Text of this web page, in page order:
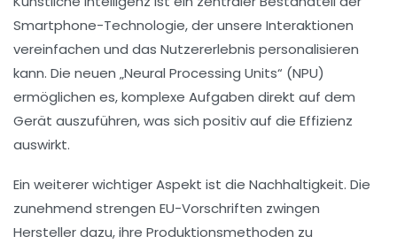
Smartphone-Technologie, der unsere Interaktionen
vereinfachen und das Nutzererlebnis personalisieren
kann. Die neuen „Neural Processing Units“ (NPU)
ermöglichen es, komplexe Aufgaben direkt auf dem
Gerät auszuführen, was sich positiv auf die Effizienz
auswirkt.
Ein weiterer wichtiger Aspekt ist die Nachhaltigkeit. Die
zunehmend strengen EU-Vorschriften zwingen
Hersteller dazu, ihre Produktionsmethoden zu